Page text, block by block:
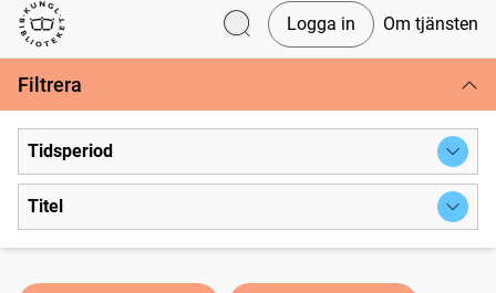
Svenska tidningar
Logga in Om tjänsten
Filtrera
Tidsperiod
Titel